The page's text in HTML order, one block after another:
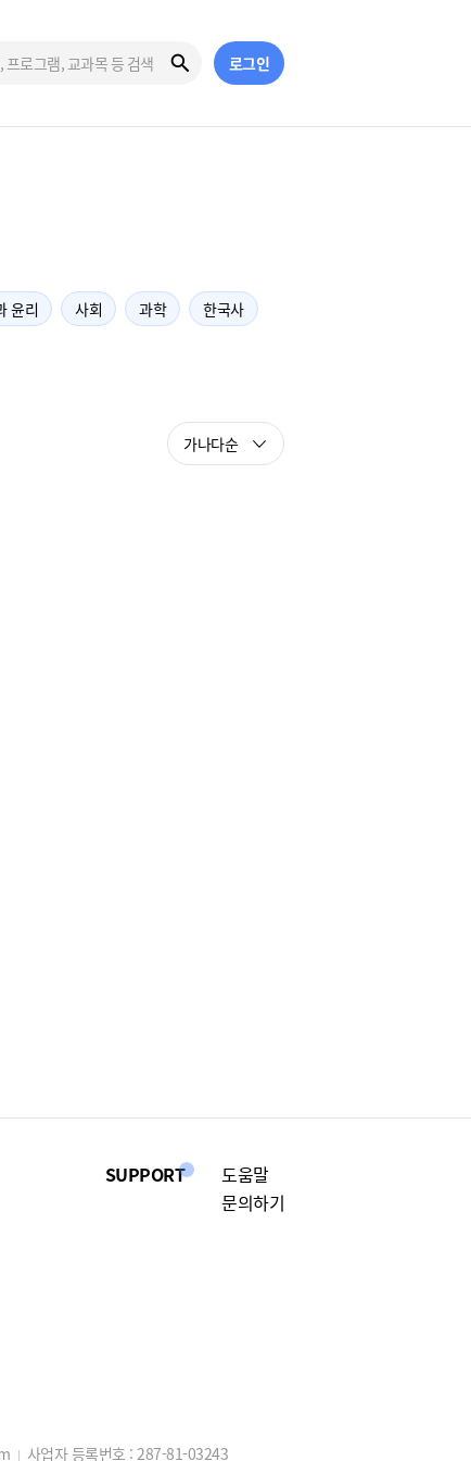
로그인
윤리 사회 과학
한국사
가나다순
SUPPORT
도움말
문의하기
사업자 등록번호 : 287-81-03243